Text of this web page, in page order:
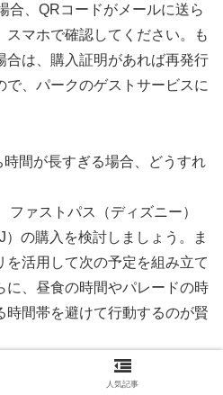
合、QRコードがメールに送ら
スマホで確認してください。も
合は、購入証明があれば再発行
で、パークのゲストサービスに
間が長すぎる場合、どうすれ
ァストパス（ディズニー）
の購入を検討しましょう。ま
を活用して次の予定を組み立て
に、昼食の時間やパレードの時
時間帯を避けて行動するのが賢
合、どこに連絡すればいい？
人気記事